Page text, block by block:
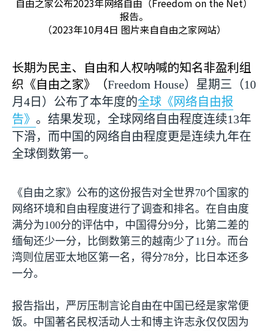
自由之家公布2023年网络自由（Freedom on the Net）
报告。
（2023年10月4日 图片来自自由之家网站）
长期为民主、自由和人权呐喊的知名非盈利组
织《自由之家》（Freedom House）星期三（10
月 4 日）公布了本年度的全球《网络自由报
告》 。结果发现，全球网络自由程度连续13年
下滑，而中国的网络自由程度更是连续九年在
全球倒数第一。
《自由之家》公布的这份报告对全世界70个国家的
网络环境和自由程度进行了调查和排名。在自由度
满分为100分的评估中，中国得分9分，比第二差的
缅甸还少一分，比倒数第三的越南少了11分。而台
湾则位居亚太地区第一名，得分78分，比日本还多
一分。
报告指出，严厉压制言论自由在中国已经是家常便
饭。中国著名民权活动人士和博主许志永仅仅因为